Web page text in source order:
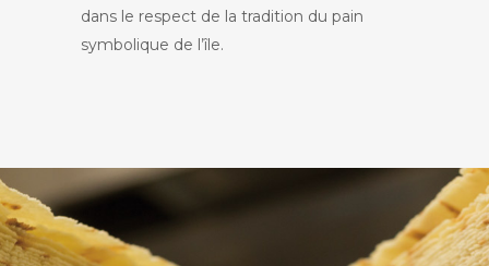
dans le respect de la tradition du pain
symbolique de l’île.